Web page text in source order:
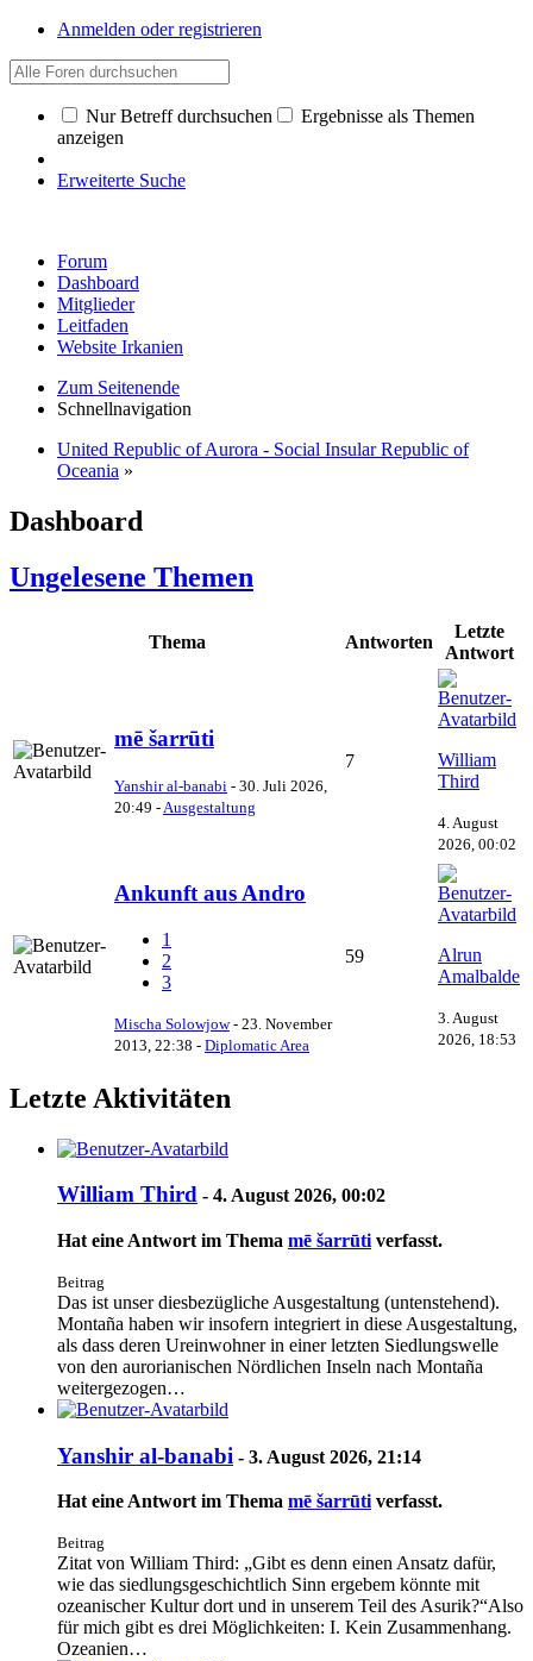
Anmelden oder registrieren
Nur Betreff durchsuchen
Ergebnisse als Themen
anzeigen
Erweiterte Suche
Forum
Dashboard
Mitglieder
Leitfaden
Website Irkanien
Zum Seitenende
Schnellnavigation
United Republic of Aurora - Social Insular Republic of
Oceania »
Dashboard
Ungelesene Themen
Thema Antworten
Letzte
Antwort
mē šarrūti
Yanshir al-banabi - 30. Juli 2026,
20:49 -Ausgestaltung
7
William
Third
4. August
2026, 00:02
Ankunft aus Andro
1
2
3
Mischa Solowjow- 23. November
2013, 22:38 - Diplomatic Area
59
Alrun
Amalbalde
3. August
2026, 18:53
Letzte Aktivitäten
William Third - 4. August 2026, 00:02
Hat eine Antwort im Thema mē šarrūti verfasst.
Beitrag
Das ist unser diesbezügliche Ausgestaltung (untenstehend).
Montaña haben wir insofern integriert in diese Ausgestaltung,
als dass deren Ureinwohner in einer letzten Siedlungswelle
von den aurorianischen Nördlichen Inseln nach Montaña
weitergezogen…
Yanshir al-banabi - 3. August 2026, 21:14
Hat eine Antwort im Thema mē šarrūtiverfasst.
Beitrag
Zitat von William Third: „Gibt es denn einen Ansatz dafür,
wie das siedlungsgeschichtlich Sinn ergebem könnte mit
ozeanischer Kultur dort und in unserem Teil des Asurik?“Also
für mich gibt es drei Möglichkeiten: I. Kein Zusammenhang.
Ozeanien…